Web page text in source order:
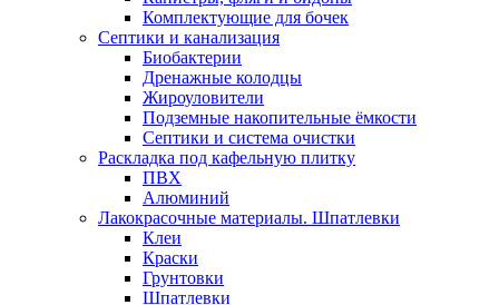
Комплектующие для бочек
Септики и канализация
Биобактерии
Дренажные колодцы
Жироуловители
Подземные накопительные ёмкости
Септики и система очистки
Раскладка под кафельную плитку
ПВХ
Алюминий
Лакокрасочные материалы. Шпатлевки
Клеи
Краски
Грунтовки
Шпатлевки